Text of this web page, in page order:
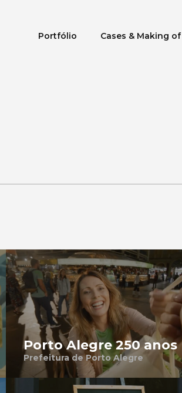
Portfólio Cases & Making of
Porto Alegre 250 anos
Prefeitura de Porto Alegre